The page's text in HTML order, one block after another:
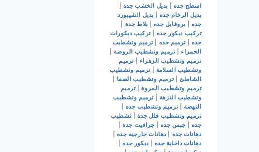
اسطح جده بديل الخشب جدة
بديل الرخام جده
بديل الشيبورد
جده
بروفايل جده بلاط جدة
تركيب ديكور جده |تركيب ديكورات
جده
ترميم جده |ترميم وتشطيب
الحمراء |ترميم وتشطيب الروضة
ترميم وتشطيب الزهراء |ترميم
وتشطيب السلامة
ترميم وتشطيب
الشاطئ|ترميم وتشطيب الصفا
ترميم وتشطيب المروة|ترميم
وتشطيب النزهة
ترميم وتشطيب
النهضة |ترميم وتشطيب جده
ترميم وتشطيب فلل جدة |تشطيب
جده
جبس جده جرافيت جدة|
دهانات جده
دهانات خارجيه جده
دهانات داخلية جده
ديكور جده|